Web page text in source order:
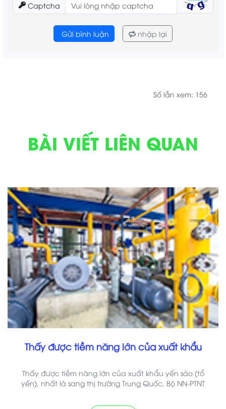
Captcha
Gửi bình luận nhập lại
Số lần xem: 156
BÀI VIẾT LIÊN QUAN
Thấy được tiềm năng lớn của xuất khẩu
Thấy được tiềm năng lớn của xuất khẩu yến sào (tổ
yến), nhất là sang thị trường Trung Quốc, Bộ NN-PTNT